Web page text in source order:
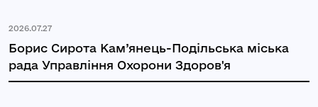
2026.07.27
Борис Сирота Кам’янець-Подільська міська
рада Управління Охорони Здоров'я